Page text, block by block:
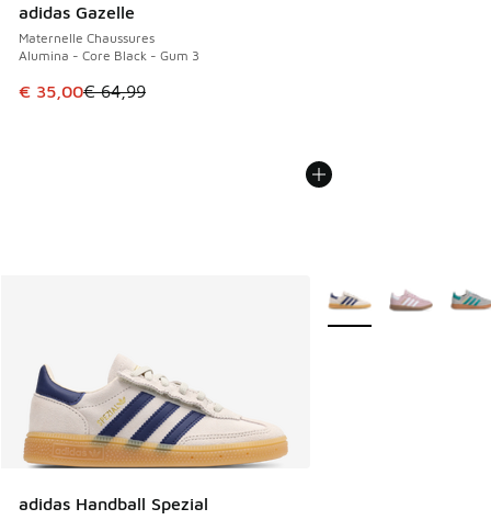
adidas Gazelle
Maternelle Chaussures
Alumina - Core Black - Gum 3
Cet article est en promotion. Prix en baisse de € 64,99 à
€ 35,00€ 64,99
adidas Handball Spezial
Plus de couleurs